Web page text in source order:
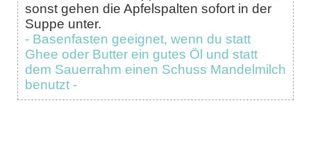
sonst gehen die Apfelspalten sofort in der
Suppe unter.
- Basenfasten geeignet, wenn du statt
Ghee oder Butter ein gutes Öl und statt
dem Sauerrahm einen Schuss Mandelmilch
benutzt -